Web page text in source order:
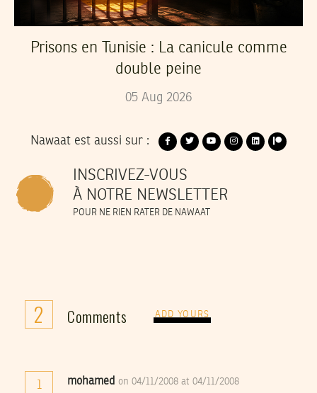
Prisons en Tunisie : La canicule comme
double peine
05 Aug 2026
Nawaat est aussi sur :
INSCRIVEZ-VOUS
À NOTRE NEWSLETTER
POUR NE RIEN RATER DE NAWAAT
2 Comments ADD YOURS
1 mohamed on 04/11/2008 at 04/11/2008